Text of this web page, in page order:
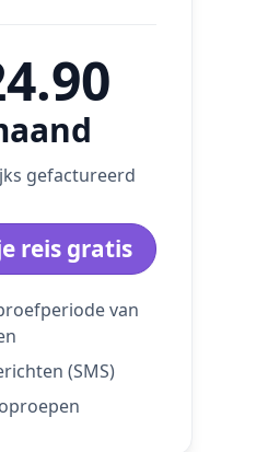
gefactureerd
reis gratis
van
(SMS)